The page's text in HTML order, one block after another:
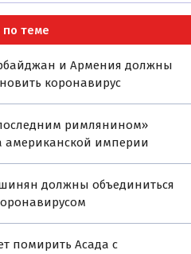
теме
и Армения должны
коронавирус
римлянином»
американской империи
должны объединиться
помирить Асада с